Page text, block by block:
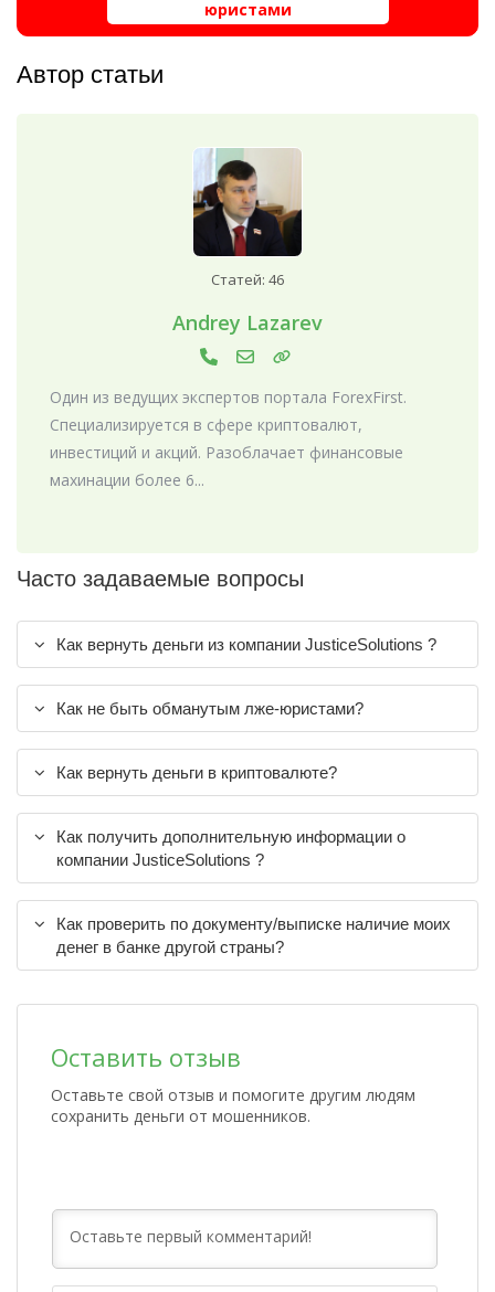
юристами
Автор статьи
Статей: 46
Andrey Lazarev
Один из ведущих экспертов портала ForexFirst.
Специализируется в сфере криптовалют,
инвестиций и акций. Разоблачает финансовые
махинации более 6...
Часто задаваемые вопросы
Как вернуть деньги из компании JusticeSolutions ?
Как не быть обманутым лже-юристами?
Как вернуть деньги в криптовалюте?
Как получить дополнительную информации о
компании JusticeSolutions ?
Как проверить по документу/выписке наличие моих
денег в банке другой страны?
Оставить отзыв
Оставьте свой отзыв и помогите другим людям
сохранить деньги от мошенников.